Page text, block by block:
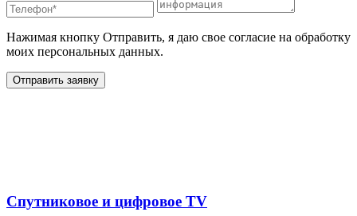
Нажимая кнопку Отправить, я даю свое согласие на обработку
моих персональных данных.
Отправить заявку
Спутниковое и цифровое TV